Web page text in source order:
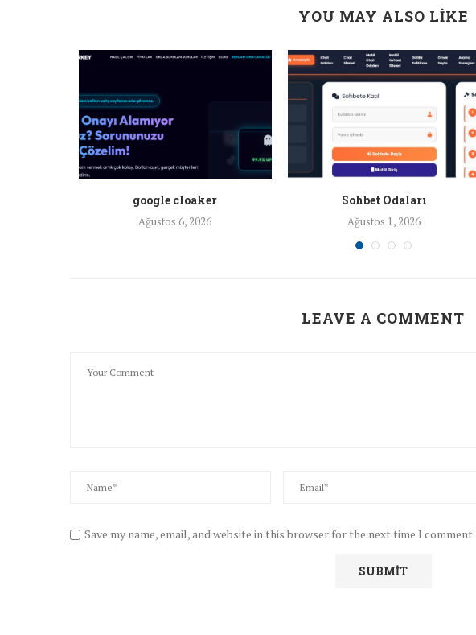
YOU MAY ALSO LIKE
google cloaker
Ağustos 6, 2026
Sohbet Odaları
Ağustos 1, 2026
LEAVE A COMMENT
Save my name, email, and website in this browser for the next time I comment.